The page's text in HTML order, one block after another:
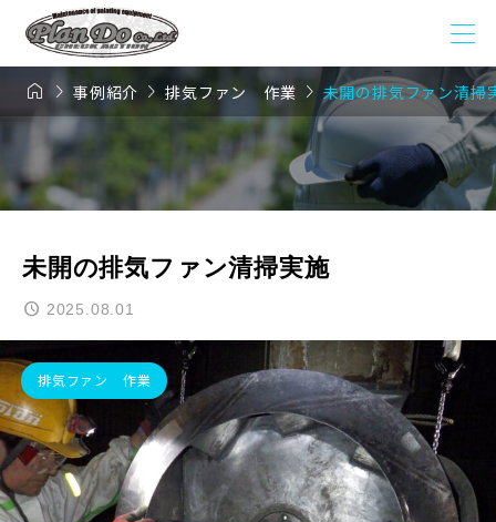
  事例紹介 排気ファン 作業 未開の排気ファン清掃
未開の排気ファン清掃実施
2025.08.01
排気ファン 作業